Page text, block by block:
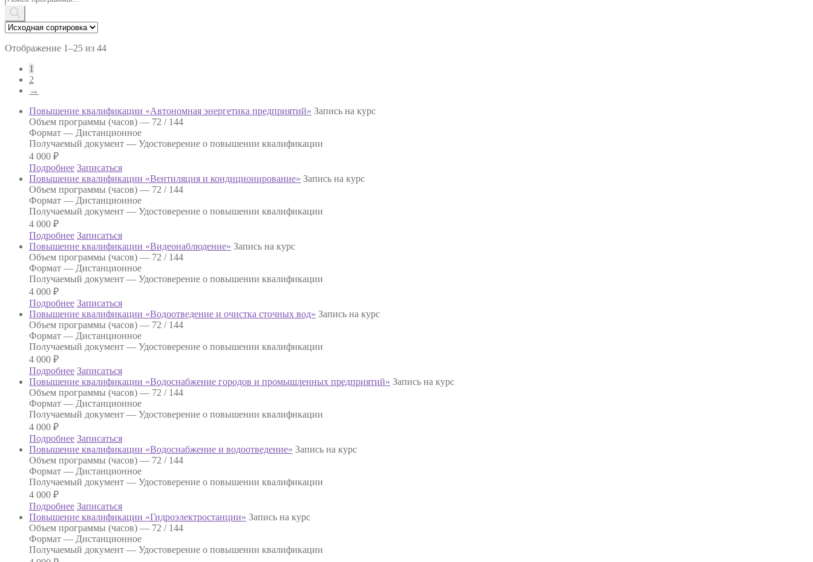
товаров
Отображение 1–25 из 44
1
2
→
Повышение квалификации «Автономная энергетика предприятий» Запись на курс
Объем программы (часов) — 72 / 144
Формат — Дистанционное
Получаемый документ — Удостоверение о повышении квалификации
4 000 ₽
Подробнее Записаться
Повышение квалификации «Вентиляция и кондиционирование» Запись на курс
Объем программы (часов) — 72 / 144
Формат — Дистанционное
Получаемый документ — Удостоверение о повышении квалификации
4 000 ₽
Подробнее Записаться
Повышение квалификации «Видеонаблюдение» Запись на курс
Объем программы (часов) — 72 / 144
Формат — Дистанционное
Получаемый документ — Удостоверение о повышении квалификации
4 000 ₽
Подробнее Записаться
Повышение квалификации «Водоотведение и очистка сточных вод» Запись на курс
Объем программы (часов) — 72 / 144
Формат — Дистанционное
Получаемый документ — Удостоверение о повышении квалификации
4 000 ₽
Подробнее Записаться
Повышение квалификации «Водоснабжение городов и промышленных предприятий» Запись на курс
Объем программы (часов) — 72 / 144
Формат — Дистанционное
Получаемый документ — Удостоверение о повышении квалификации
4 000 ₽
Подробнее Записаться
Повышение квалификации «Водоснабжение и водоотведение» Запись на курс
Объем программы (часов) — 72 / 144
Формат — Дистанционное
Получаемый документ — Удостоверение о повышении квалификации
4 000 ₽
Подробнее Записаться
Повышение квалификации «Гидроэлектростанции» Запись на курс
Объем программы (часов) — 72 / 144
Формат — Дистанционное
Получаемый документ — Удостоверение о повышении квалификации